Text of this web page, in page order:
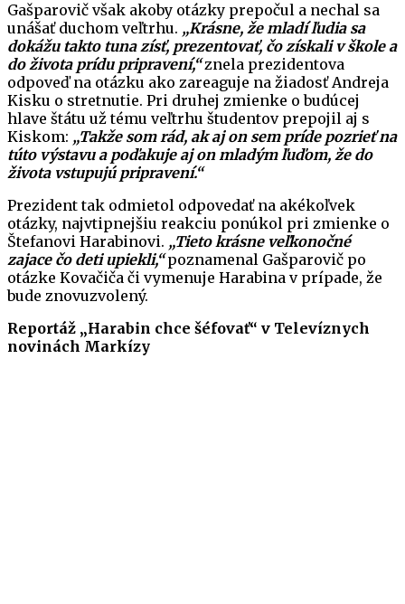
Gašparovič však akoby otázky prepočul a nechal sa
unášať duchom veľtrhu. „Krásne, že mladí ľudia sa
dokážu takto tuna zísť, prezentovať, čo získali v škole a
do života prídu pripravení,“znela prezidentova
odpoveď na otázku ako zareaguje na žiadosť Andreja
Kisku o stretnutie. Pri druhej zmienke o budúcej
hlave štátu už tému veľtrhu študentov prepojil aj s
Kiskom: „Takže som rád, ak aj on sem príde pozrieť na
túto výstavu a poďakuje aj on mladým ľuďom, že do
života vstupujú pripravení.“
Prezident tak odmietol odpovedať na akékoľvek
otázky, najvtipnejšiu reakciu ponúkol pri zmienke o
Štefanovi Harabinovi. „Tieto krásne veľkonočné
zajace čo deti upiekli,“poznamenal Gašparovič po
otázke Kovačiča či vymenuje Harabina v prípade, že
bude znovuzvolený.
Reportáž „Harabin chce šéfovať“ v Televíznych
novinách Markízy